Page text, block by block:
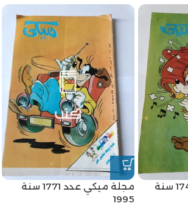
مجلة ميكي عدد 1745 سنة
مجلة ميكي عدد 1771 سنة
1995